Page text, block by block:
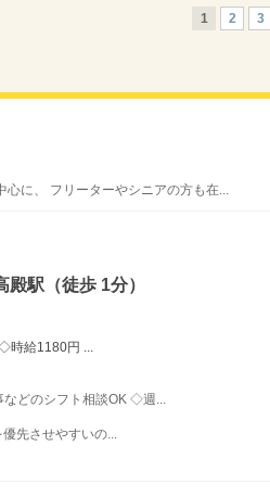
1 2 3
に、 フリーターやシニアの方も在...
駅（徒歩 1分）
時給1180円 ...
どのシフト相談OK ◇週...
先させやすいの...